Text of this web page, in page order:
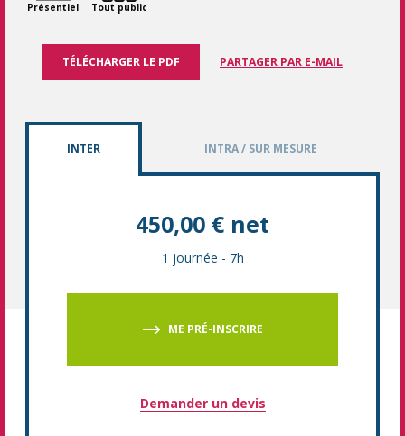
Présentiel Tout public
TÉLÉCHARGER LE PDF PARTAGER PAR E-MAIL
INTER INTRA / SUR MESURE
450,00 € net
1 journée - 7h
ME PRÉ-INSCRIRE
Demander un devis